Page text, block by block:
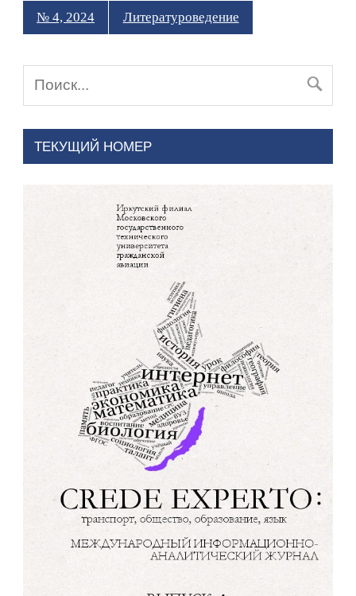
№ 4, 2024 Литературоведение
ТЕКУЩИЙ НОМЕР